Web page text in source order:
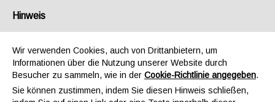
Hinweis
Wir verwenden Cookies, auch von Drittanbietern, um
Informationen über die Nutzung unserer Website durch
Besucher zu sammeln, wie in der Cookie-Richtlinie angegeben.
Sie können zustimmen, indem Sie diesen Hinweis schließen,